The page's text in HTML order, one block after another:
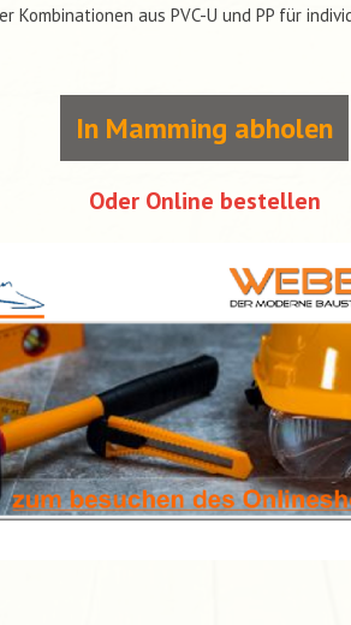
Kombinationen aus PVC-U und PP für
In Mamming abholen
Oder Online bestellen